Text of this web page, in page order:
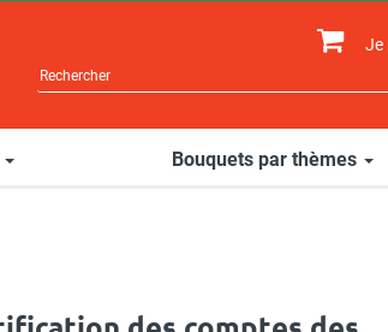
Je
Bouquets par thèmes